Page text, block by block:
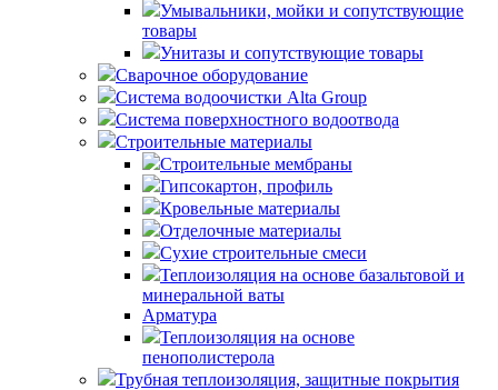
Умывальники, мойки и сопутствующие
товары
Унитазы и сопутствующие товары
Сварочное оборудование
Система водоочистки Alta Group
Система поверхностного водоотвода
Строительные материалы
Строительные мембраны
Гипсокартон, профиль
Кровельные материалы
Отделочные материалы
Сухие строительные смеси
Теплоизоляция на основе базальтовой и
минеральной ваты
Арматура
Теплоизоляция на основе
пенополистерола
Трубная теплоизоляция, защитные покрытия